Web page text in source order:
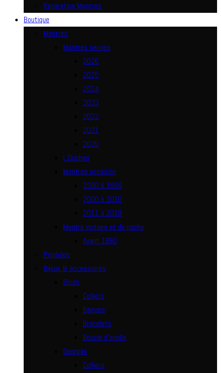
Réparation Montres
Boutique
Montres
Montres neuves
2026
2025
2024
2023
2022
2021
2020
L’Duchen
Montres occasion
1990 à 1999
2000 à 2010
2011 à 2019
Montre vintage et de poche
Avant 1990
Pendules
Bijoux & accessoires
Blush
Colliers
Bagues
Bracelets
Boucle d’oreille
Georgini
Colliers